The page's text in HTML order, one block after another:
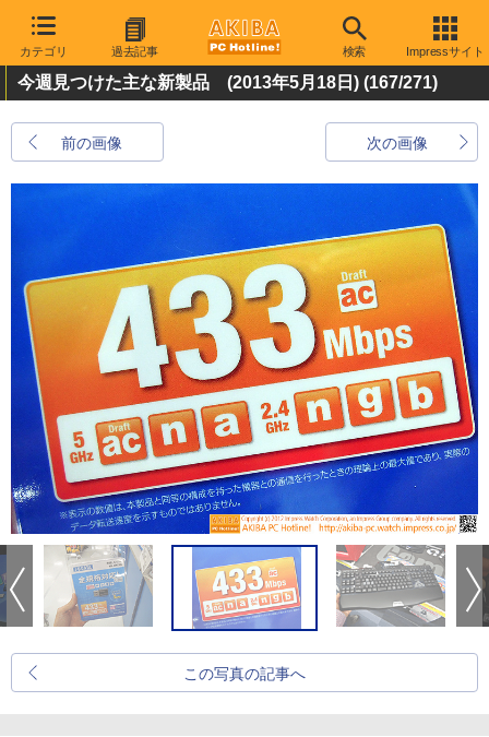
カテゴリ 過去記事 検索 Impressサイト
今週見つけた主な新製品 (2013年5月18日) (167/271)
前の画像 次の画像
この写真の記事へ